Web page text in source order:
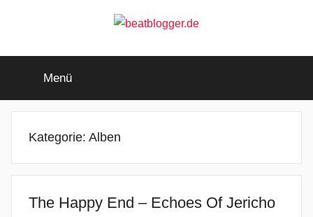
beatblogger.de
beat
goes
Menü
Kategorie: Alben
The Happy End – Echoes Of Jericho